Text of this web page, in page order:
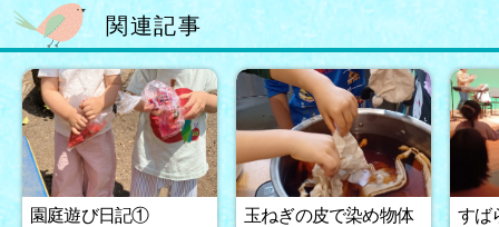
関連記事
園庭遊び日記①
玉ねぎの皮で染め物体
すば